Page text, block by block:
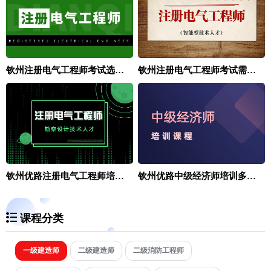
钦州注册电气工程师考试选哪个培训班 钦州注册电气工程师考试需要多少钱
钦州优路注册电气工程师培训班 钦州优路中级经济师培训多少钱
课程分类
一级建造师 二级建造师 二级消防工程师